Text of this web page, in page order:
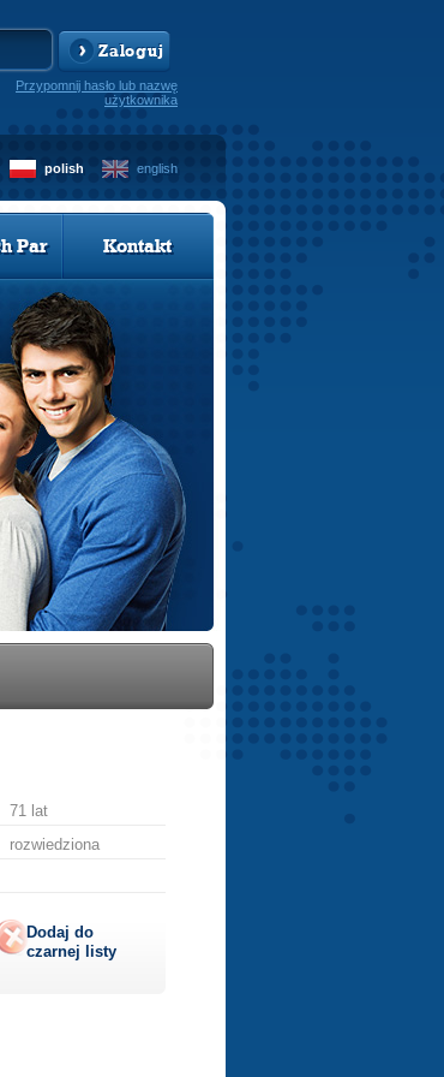
Zaloguj
Przypomnij hasło lub nazwę
użytkownika
polish english
Par Kontakt
71 lat
rozwiedziona
Dodaj do
czarnej listy